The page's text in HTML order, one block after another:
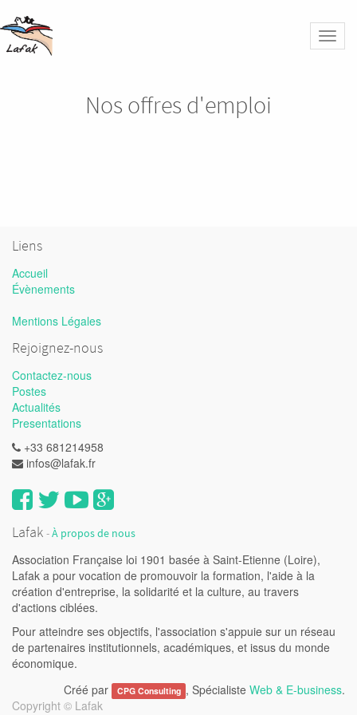
la
Nos offres d'emploi
Liens
Accueil
Évènements
Mentions Légales
Rejoignez-nous
Contactez-nous
Postes
Actualités
Presentations
+33 681214958
infos@lafak.fr
Lafak -À propos de nous
Association Française loi 1901 basée à Saint-Etienne (Loire),
Lafak a pour vocation de promouvoir la formation, l'aide à la
création d'entreprise, la solidarité et la culture, au travers
d'actions ciblées.
Pour atteindre ses objectifs, l'association s'appuie sur un réseau
de partenaires institutionnels, académiques, et issus du monde
économique.
Créé par CPG Consulting , Spécialiste Web & E-business.
Copyright © Lafak